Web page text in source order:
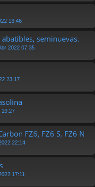
13:46
seminuevas.
2022 07:35
23:17
19:27
FZ6, FZ6 S, FZ6 N
22:14
17:11